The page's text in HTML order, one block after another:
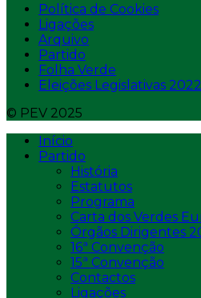
Política de Cookies
Ligações
Arquivo
Partido
Folha Verde
Eleições Legislativas 2022
© PEV 2025
Início
Partido
História
Estatutos
Programa
Carta dos Verdes
Órgãos Dirigentes
16ª Convenção
15ª Convenção
Contactos
Ligações